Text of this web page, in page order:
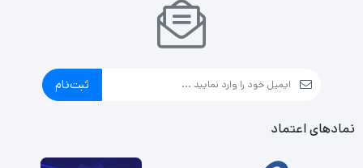
ثبت‌نام
نمادهای اعتماد